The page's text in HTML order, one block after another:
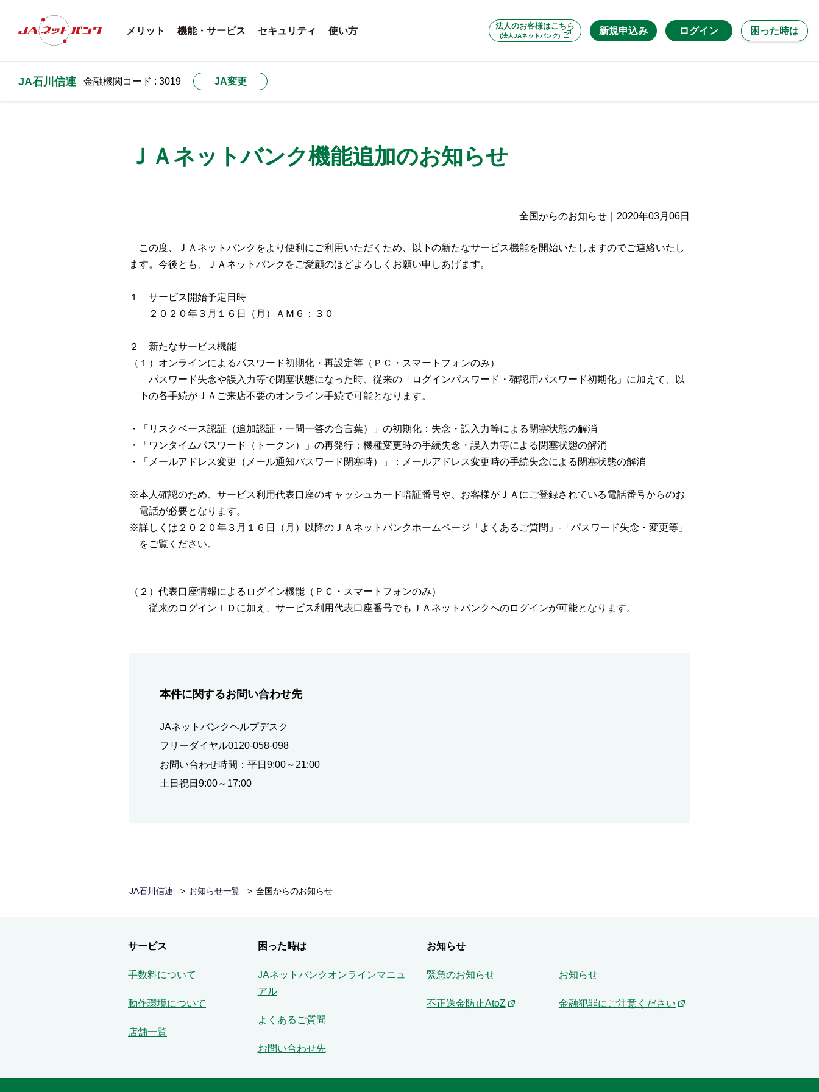
法人のお客様はこちら
(法人JAネットバンク) 新規申込み
メリット 機能・サービス セキュリティ 使い方 ログイン 困った時は
JA石川信連 金融機関コード : 3019 JA変更
ＪＡネットバンク機能追加のお知らせ
全国からのお知らせ 2020年03月06日
この度、ＪＡネットバンクをより便利にご利用いただくため、以下の新たなサービス機能を開始いたしますのでご連絡いたし
ます。今後とも、ＪＡネットバンクをご愛顧のほどよろしくお願い申しあげます。
１ サービス開始予定日時
２０２０年３月１６日（月）ＡＭ６：３０
２ 新たなサービス機能
（１）オンラインによるパスワード初期化・再設定等（ＰＣ・スマートフォンのみ）
パスワード失念や誤入力等で閉塞状態になった時、従来の「ログインパスワード・確認用パスワード初期化」に加えて、以
下の各手続がＪＡご来店不要のオンライン手続で可能となります。
・「リスクベース認証（追加認証・一問一答の合言葉）」の初期化：失念・誤入力等による閉塞状態の解消
・「ワンタイムパスワード（トークン）」の再発行：機種変更時の手続失念・誤入力等による閉塞状態の解消
・「メールアドレス変更（メール通知パスワード閉塞時）」：メールアドレス変更時の手続失念による閉塞状態の解消
※本人確認のため、サービス利用代表口座のキャッシュカード暗証番号や、お客様がＪＡにご登録されている電話番号からのお
電話が必要となります。
※詳しくは２０２０年３月１６日（月）以降のＪＡネットバンクホームページ「よくあるご質問」-「パスワード失念・変更等」
をご覧ください。
（２）代表口座情報によるログイン機能（ＰＣ・スマートフォンのみ）
従来のログインＩＤに加え、サービス利用代表口座番号でもＪＡネットバンクへのログインが可能となります。
本件に関するお問い合わせ先
JAネットバンクヘルプデスク
フリーダイヤル0120-058-098
お問い合わせ時間：平日9:00～21:00
土日祝日9:00～17:00
JA石川信連 お知らせ一覧 全国からのお知らせ
サービス
手数料について
動作環境について
店舗一覧
困った時は
JAネットバンクオンラインマニュ
アル
よくあるご質問
お問い合わせ先
お知らせ
緊急のお知らせ お知らせ
不正送金防止AtoZ 金融犯罪にご注意ください